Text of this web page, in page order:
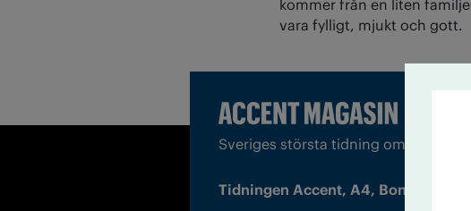
kommer från en liten
vara fylligt, mjukt och gott.
Sveriges största tidning om droger
Tidningen Accent, A4, Bondegatan